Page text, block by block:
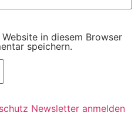
in diesem Browser
speichern.
Newsletter anmelden